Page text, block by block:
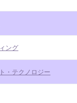
ング
・テクノロジー